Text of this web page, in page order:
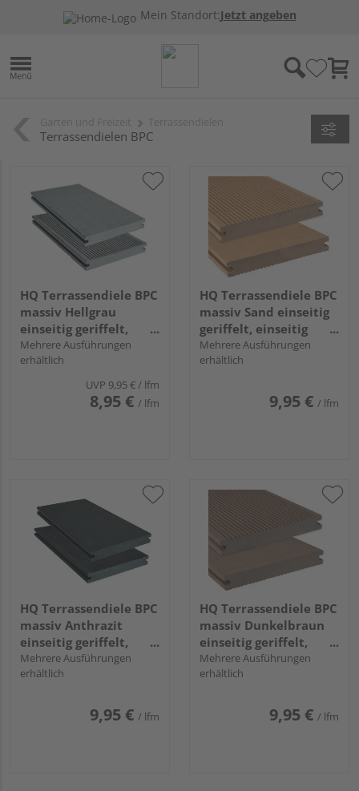
Mein Standort:Jetzt angeben
Terrassendielen BPC
HQ Terrassendiele BPC
massiv Hellgrau
einseitig geriffelt,
einseitig glatt,
längsseitige Nut, Miru
- 20 x 140 mm
Mehrere Ausführungen
erhältlich
UVP 9,95 €/ lfm
8,95 € / lfm
HQ Terrassendiele BPC
massiv Sand einseitig
geriffelt, einseitig
glatt, längsseitige Nut,
Miru - 20 x 140 mm
Mehrere Ausführungen
erhältlich
9,95 € / lfm
HQ Terrassendiele BPC
massiv Anthrazit
einseitig geriffelt,
einseitig glatt,
längsseitige Nut, Miru
Mehrere Ausführungen
erhältlich
9,95 € / lfm
HQ Terrassendiele BPC
massiv Dunkelbraun
einseitig geriffelt,
einseitig glatt,
längsseitige Nut, Miru
Mehrere Ausführungen
erhältlich
9,95 € / lfm